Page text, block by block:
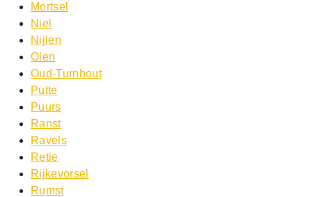
Mortsel
Niel
Nijlen
Olen
Oud-Turnhout
Putte
Puurs
Ranst
Ravels
Retie
Rijkevorsel
Rumst